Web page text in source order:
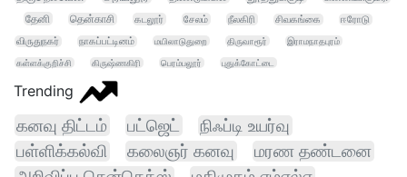
தேனி
தென்காசி கடலூர் சேலம் நீலகிரி சிவகங்கை
ஈரோடு
விருதுநகர்
நாகப்பட்டினம் மயிலாடுதுறை திருவாரூர்
இராமநாதபுரம்
கள்ளக்குறிச்சி
கிருஷ்ணகிரி பெரம்பலூர் புதுக்கோட்டை
Trending
கனவு திட்டம் பட்ஜெட்
நிஃப்டி உயர்வு
பள்ளிக்கல்வி
கலைஞர் கனவு
மரண தண்டனை